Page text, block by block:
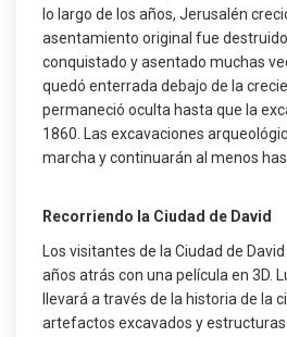
lo largo de los años, Jerusalén
asentamiento original fue
conquistado y asentado muchas
quedó enterrada debajo de la
permaneció oculta hasta que la
1860. Las excavaciones
marcha y continuarán al menos
Recorriendo la Ciudad de David
Los visitantes de la Ciudad de
años atrás con una película en 3D.
llevará a través de la historia de la
artefactos excavados y